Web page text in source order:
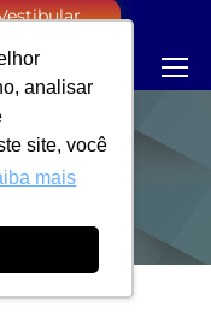
analisar
site, você
mais